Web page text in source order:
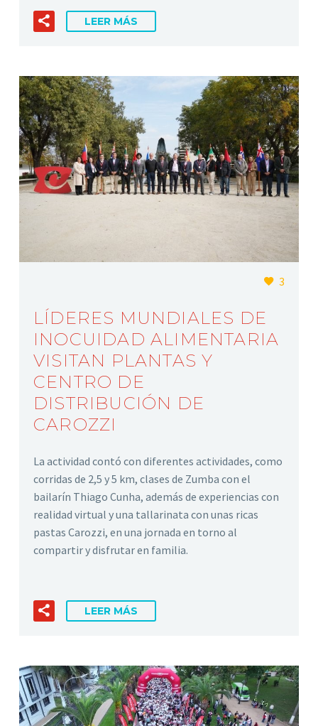
LEER MÁS
3
LÍDERES MUNDIALES DE
INOCUIDAD ALIMENTARIA
VISITAN PLANTAS Y
CENTRO DE
DISTRIBUCIÓN DE
CAROZZI
La actividad contó con diferentes actividades, como
corridas de 2,5 y 5 km, clases de Zumba con el
bailarín Thiago Cunha, además de experiencias con
realidad virtual y una tallarinata con unas ricas
pastas Carozzi, en una jornada en torno al
compartir y disfrutar en familia.
LEER MÁS